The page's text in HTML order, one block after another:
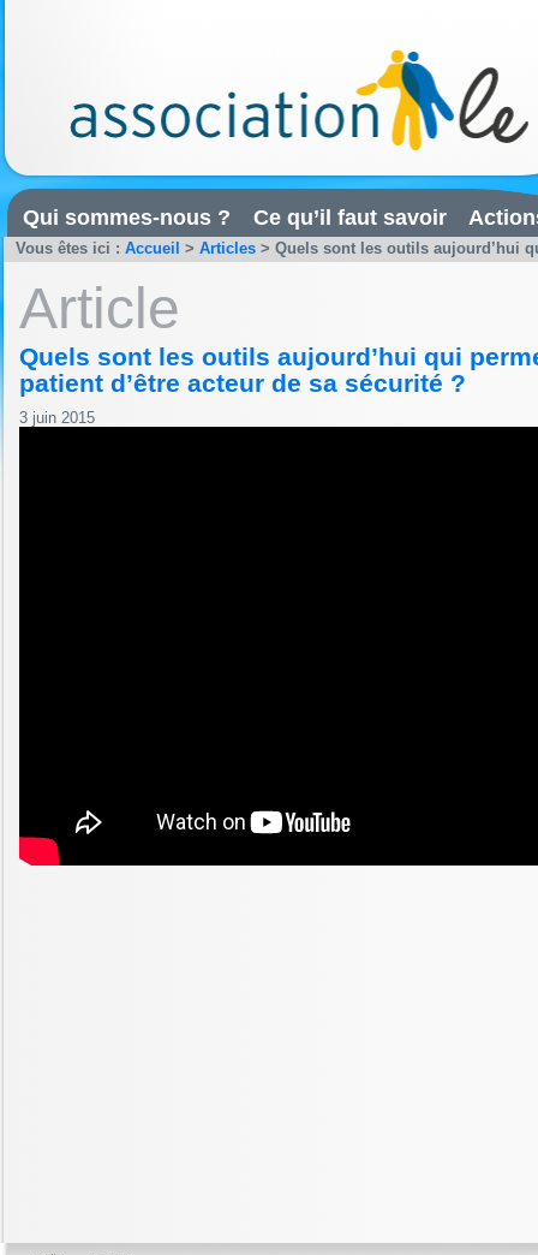
Qui sommes-nous ? Ce qu’il faut savoir
Vous êtes ici : Accueil > Articles > Quels sont les outils aujourd’hui
Article
Quels sont les outils aujourd’hui qui
patient d’être acteur de sa sécurité ?
3 juin 2015